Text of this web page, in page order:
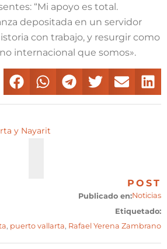
“Mi apoyo es total.
depositada en un servidor
con trabajo, y resurgir como
internacional que somos».
y Nayarit
POST
Publicado en:Noticias
Etiquetado:
, puerto vallarta, Rafael Yerena Zambrano